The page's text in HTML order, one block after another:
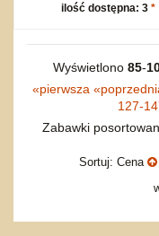
ilość dostępna: 3 *
Wyświetlono 85-
«pierwsza «
127-
Zabawki
Sortuj: Cena